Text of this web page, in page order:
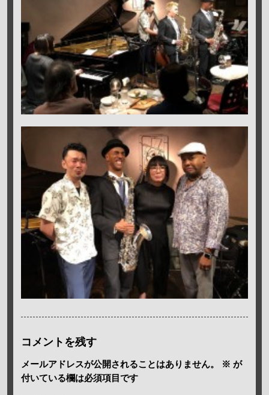
コメントを残す
メールアドレスが公開されることはありません。 ※ が
付いている欄は必須項目です